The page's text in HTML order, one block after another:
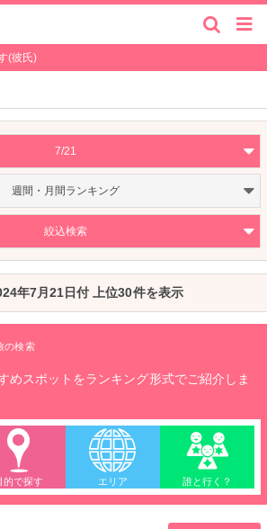
(彼氏)
7/21
週間・月間ランキング
絞込検索
年7月21日付 上位30件を表示
の検索
めスポットをランキング形式でご紹介しま
的で探す エリア 誰と行く？